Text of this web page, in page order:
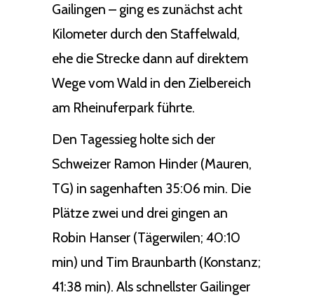
Gailingen – ging es zunächst acht
Kilometer durch den Staffelwald,
ehe die Strecke dann auf direktem
Wege vom Wald in den Zielbereich
am Rheinuferpark führte.
Den Tagessieg holte sich der
Schweizer Ramon Hinder (Mauren,
TG) in sagenhaften 35:06 min. Die
Plätze zwei und drei gingen an
Robin Hanser (Tägerwilen; 40:10
min) und Tim Braunbarth (Konstanz;
41:38 min). Als schnellster Gailinger